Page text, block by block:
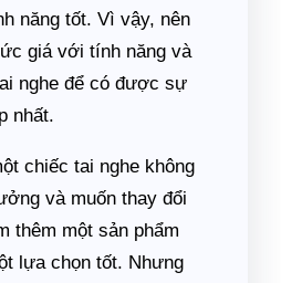
năng tốt. Vì vậy, nên
giá với tính năng và
nghe để có được sự
nhất.
chiếc tai nghe không
và muốn thay đổi
thêm một sản phẩm
lựa chọn tốt. Nhưng